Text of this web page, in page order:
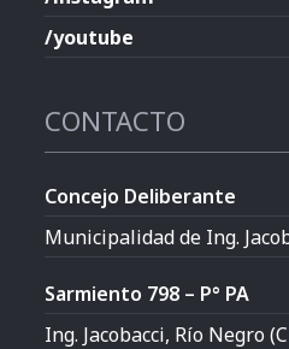
/youtube
CONTACTO
Concejo Deliberante
Municipalidad de Ing.
Sarmiento 798 – P° PA
Ing. Jacobacci, Río Negro